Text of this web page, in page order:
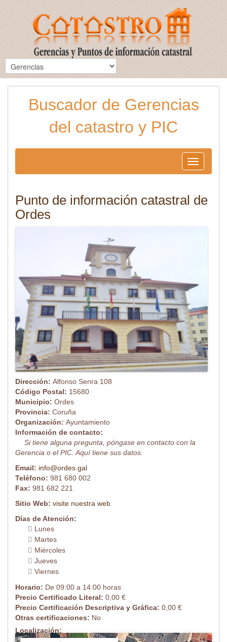
Buscador de Gerencias
del catastro y PIC
Toggle
navigation
Punto de información catastral de
Ordes
Dirección: Alfonso Senra 108
Código Postal: 15680
Municipio: Ordes
Provincia: Coruña
Organización: Ayuntamiento
Información de contacto:
Si tiene alguna pregunta, póngase en contacto con la
Gerencia o el PIC. Aquí tiene sus datos.
Email: info@ordes.gal
Teléfono: 981 680 002
Fax: 981 682 221
Sitio Web: visite nuestra web
Días de Atención:
Lunes
Martes
Miércoles
Jueves
Viernes
Horario: De 09:00 a 14:00 horas
Precio Certificado Literal: 0,00 €
Precio Certificación Descriptiva y Gráfica: 0,00 €
Otras certificaciones: No
Localización: